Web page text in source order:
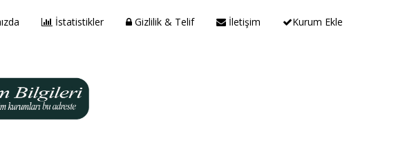
İstatistikler Gizlilik & Telif İletişim Kurum Ekle